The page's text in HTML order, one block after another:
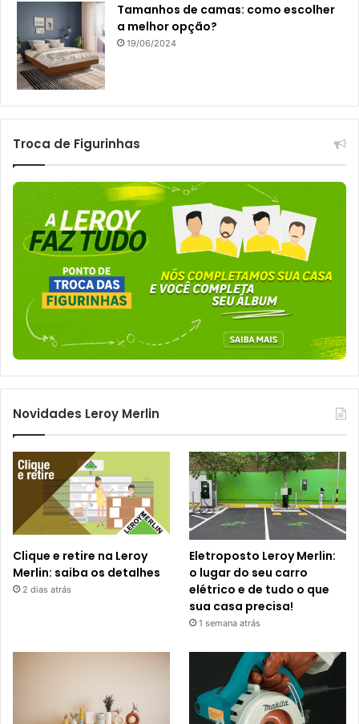
Tamanhos de camas: como escolher
a melhor opção?
19/06/2024
Troca de Figurinhas
Novidades Leroy Merlin
Clique e retire na Leroy
Merlin: saiba os detalhes
2 dias atrás
Eletroposto Leroy Merlin:
o lugar do seu carro
elétrico e de tudo o que
sua casa precisa!
1 semana atrás